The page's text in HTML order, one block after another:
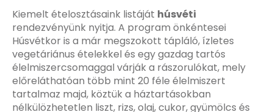
Kiemelt ételosztásaink listáját húsvéti
rendezvényünk nyitja. A program önkéntesei
Húsvétkor is a már megszokott tápláló, ízletes
vegetáriánus ételekkel és egy gazdag tartós
élelmiszercsomaggal várják a rászorulókat, mely
előreláthatóan több mint 20 féle élelmiszert
tartalmaz majd, köztük a háztartásokban
nélkülözhetetlen liszt, rizs, olaj, cukor, gyümölcs és